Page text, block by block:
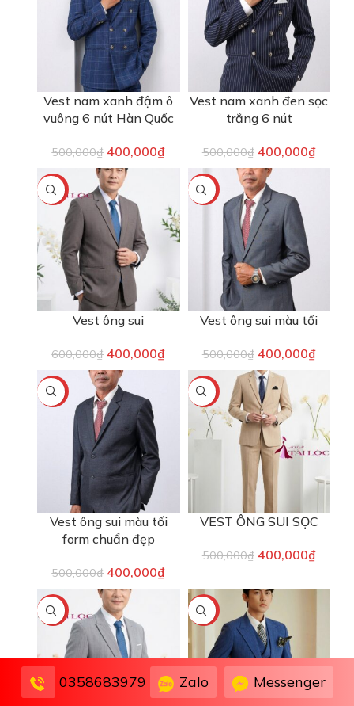
Vest nam xanh đậm ô
vuông 6 nút Hàn Quốc
500,000₫ 400,000₫
Vest nam xanh đen sọc
trắng 6 nút
500,000₫ 400,000₫
-33%
Vest ông sui
600,000₫ 400,000₫
-20%
Vest ông sui màu tối
500,000₫ 400,000₫
-20%
Vest ông sui màu tối
form chuẩn đẹp
500,000₫ 400,000₫
-20%
VEST ÔNG SUI SỌC
500,000₫ 400,000₫
-33% -17%
0358683979 Zalo Messenger